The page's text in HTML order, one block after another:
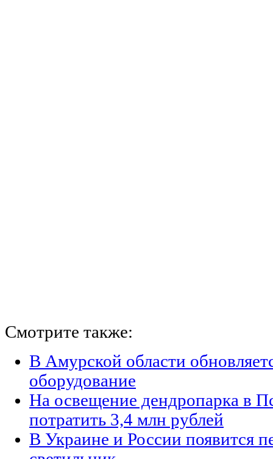
Смотрите также:
В Амурской области
оборудование
На освещение дендропарка в
потратить 3,4 млн рублей
В Украине и России появится